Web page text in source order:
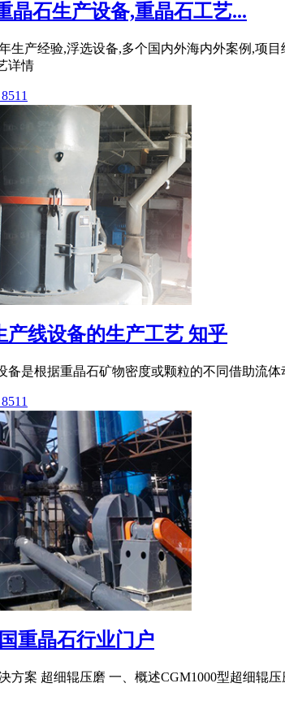
晶石生产设备,重晶石工艺...
生产经验,浮选设备,多个国内外海内外案例,项
详情
产线设备的生产工艺 知乎
备是根据重晶石矿物密度或颗粒的不同借助流
重晶石行业门户
方案 超细辊压磨 一、概述CGM1000型超细辊